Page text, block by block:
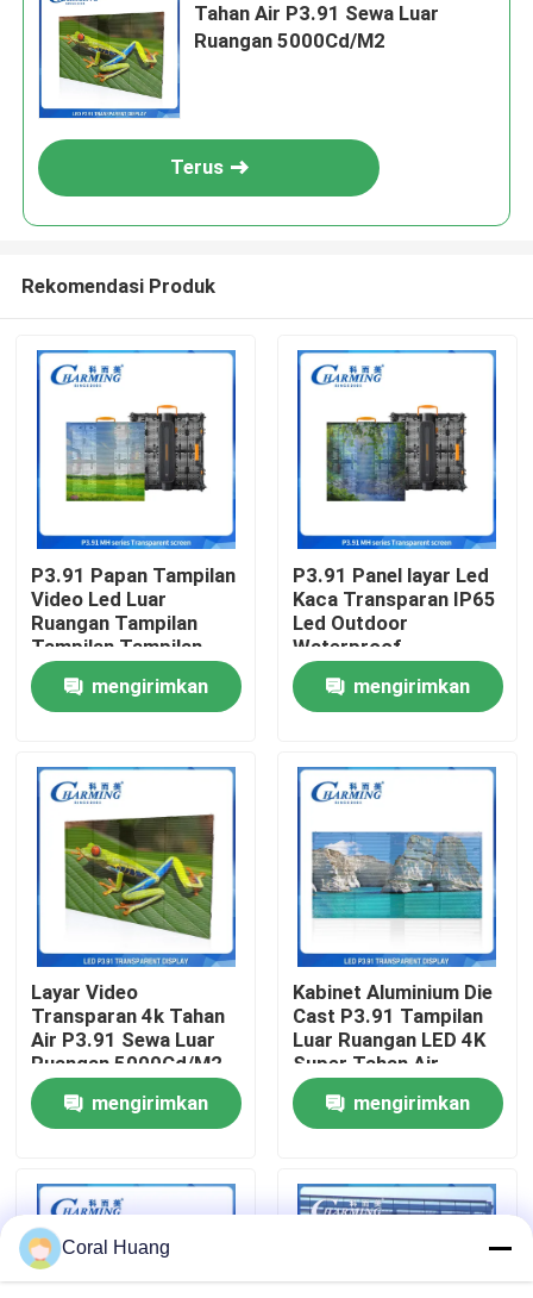
Rumah
Produk
Tentang kita
Wisata pabrik
Kontrol kualitas
Hubungi kami
Berita
Quote request suatu
Tampilan Dinding Video LED
Tahan Air P3.91 Sewa Luar
Ruangan 5000Cd/M2
Terus
Rekomendasi Produk
P3.91 Papan Tampilan
Video Led Luar
Ruangan Tampilan
Tampilan Tampilan
Tampilan IP65 Panel
Dindingmengirimkan
P3.91 Panel layar Led
Kaca Transparan IP65
Led Outdoor
Waterproof
Advertising TV
Billboardmengirimkan
Layar Video
Transparan 4k Tahan
Air P3.91 Sewa Luar
Ruangan 5000Cd/M2
mengirimkan
Kabinet Aluminium Die
Cast P3.91 Tampilan
Luar Ruangan LED 4K
Super Tahan Air
mengirimkan
Coral Huang